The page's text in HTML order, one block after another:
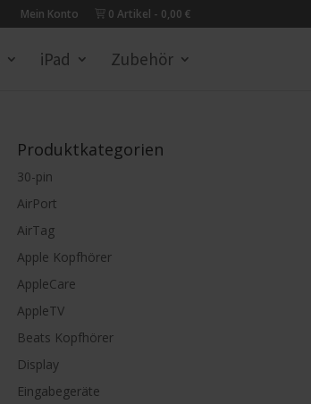
Mein Konto 0 Artikel 0,00 €
iPad Zubehör
Produktkategorien
30-pin
AirPort
AirTag
Apple Kopfhörer
AppleCare
AppleTV
Beats Kopfhörer
Display
Eingabegeräte